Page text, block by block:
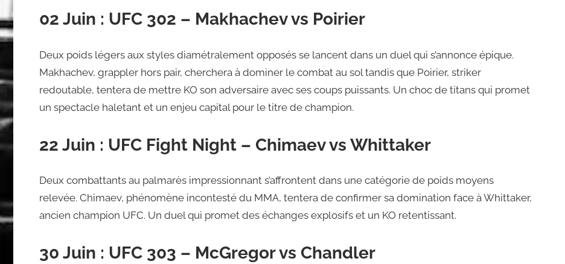
02 Juin : UFC 302 – Makhachev vs Poirier
Deux poids légers aux styles diamétralement opposés se lancent dans un duel qui s’annonce épique.
Makhachev, grappler hors pair, cherchera à dominer le combat au sol tandis que Poirier, striker
redoutable, tentera de mettre KO son adversaire avec ses coups puissants. Un choc de titans qui promet
un spectacle haletant et un enjeu capital pour le titre de champion.
22 Juin : UFC Fight Night – Chimaev vs Whittaker
Deux combattants au palmarès impressionnant s’affrontent dans une catégorie de poids moyens
relevée. Chimaev, phénomène incontesté du MMA, tentera de confirmer sa domination face à Whittaker,
ancien champion UFC. Un duel qui promet des échanges explosifs et un KO retentissant.
30 Juin : UFC 303 – McGregor vs Chandler